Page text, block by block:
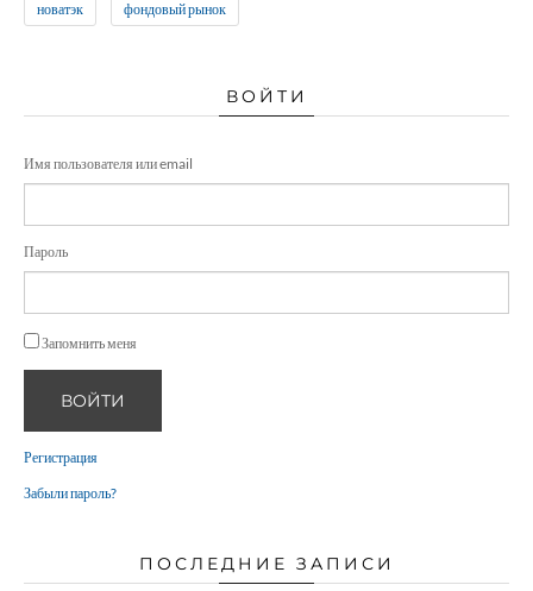
новатэк фондовый рынок
ВОЙТИ
Имя пользователя или email
Пароль
Запомнить меня
ВОЙТИ
Регистрация
Забыли пароль?
ПОСЛЕДНИЕ ЗАПИСИ